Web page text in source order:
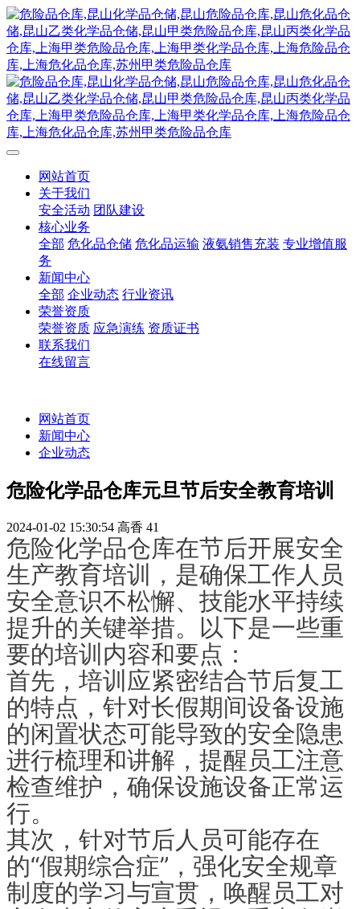
网站首页
关于我们
安全活动 团队建设
核心业务
全部 危化品仓储 危化品运输 液氨销售充装 专业增值服
务
新闻中心
全部 企业动态 行业资讯
荣誉资质
荣誉资质 应急演练 资质证书
联系我们
在线留言
网站首页
新闻中心
企业动态
危险化学品仓库元旦节后安全教育培训
2024-01-02 15:30:54 高香 41
危险化学品仓库在节后开展安全
生产教育培训，是确保工作人员
安全意识不松懈、技能水平持续
提升的关键举措。以下是一些重
要的培训内容和要点：
首先，培训应紧密结合节后复工
的特点，针对长假期间设备设施
的闲置状态可能导致的安全隐患
进行梳理和讲解，提醒员工注意
检查维护，确保设施设备正常运
行。
其次，针对节后人员可能存在
的“假期综合症”，强化安全规章
制度的学习与宣贯，唤醒员工对